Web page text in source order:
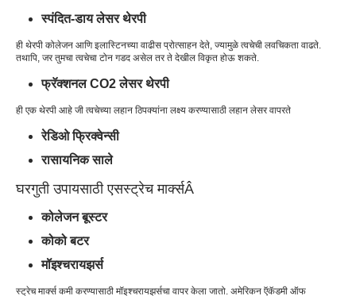
स्पंदित-डाय लेसर थेरपी
ही थेरपी कोलेजन आणि इलास्टिनच्या वाढीस प्रोत्साहन देते, ज्यामुळे त्वचेची लवचिकता वाढते.
तथापि, जर तुमचा त्वचेचा टोन गडद असेल तर ते देखील विकृत होऊ शकते.
फ्रॅक्शनल CO2 लेसर थेरपी
ही एक थेरपी आहे जी त्वचेच्या लहान ठिपक्यांना लक्ष्य करण्यासाठी लहान लेसर वापरते
रेडिओ फ्रिक्वेन्सी
रासायनिक साले
घरगुती उपायसाठी एसस्ट्रेच मार्क्सÂ
कोलेजन बूस्टर
कोको बटर
मॉइश्चरायझर्स
स्ट्रेच मार्क्स कमी करण्यासाठी मॉइश्चरायझर्सचा वापर केला जातो. अमेरिकन ऍकॅडमी ऑफ